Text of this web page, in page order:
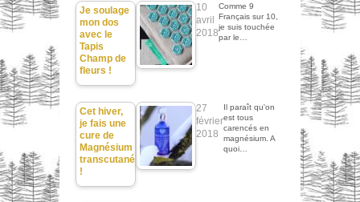
Je soulage
mon dos
avec le
Tapis
Champ de
fleurs !
10
avril
2018
Comme 9
Français sur 10,
je suis touchée
par le…
Cet hiver,
je fais une
cure de
Magnésium
transcutané
!
27
février
2018
Il paraît qu'on
est tous
carencés en
magnésium. A
quoi…